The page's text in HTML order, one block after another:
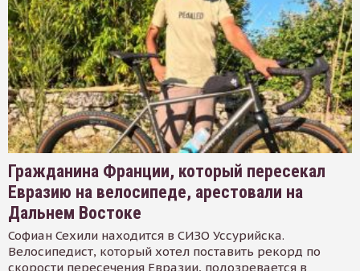
Гражданина Франции, который пересекал
Евразию на велосипеде, арестовали на
Дальнем Востоке
Софиан Сехили находится в СИЗО Уссурийска.
Велосипедист, который хотел поставить рекорд по
скорости пересечения Евразии, подозревается в